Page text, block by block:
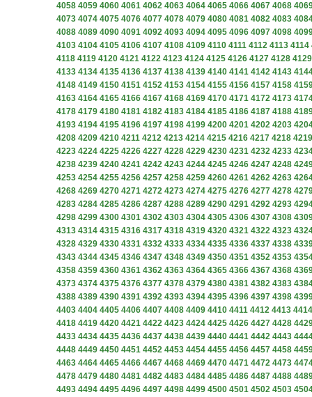
4058 4059 4060 4061 4062 4063 4064 4065 4066 4067 4068
4073 4074 4075 4076 4077 4078 4079 4080 4081 4082 4083
4088 4089 4090 4091 4092 4093 4094 4095 4096 4097 4098
4103 4104 4105 4106 4107 4108 4109 4110 4111 4112 4113 4114
4118 4119 4120 4121 4122 4123 4124 4125 4126 4127 4128 4129
4133 4134 4135 4136 4137 4138 4139 4140 4141 4142 4143
4148 4149 4150 4151 4152 4153 4154 4155 4156 4157 4158
4163 4164 4165 4166 4167 4168 4169 4170 4171 4172 4173
4178 4179 4180 4181 4182 4183 4184 4185 4186 4187 4188
4193 4194 4195 4196 4197 4198 4199 4200 4201 4202 4203
4208 4209 4210 4211 4212 4213 4214 4215 4216 4217 4218 4219
4223 4224 4225 4226 4227 4228 4229 4230 4231 4232 4233
4238 4239 4240 4241 4242 4243 4244 4245 4246 4247 4248
4253 4254 4255 4256 4257 4258 4259 4260 4261 4262 4263
4268 4269 4270 4271 4272 4273 4274 4275 4276 4277 4278
4283 4284 4285 4286 4287 4288 4289 4290 4291 4292 4293
4298 4299 4300 4301 4302 4303 4304 4305 4306 4307 4308
4313 4314 4315 4316 4317 4318 4319 4320 4321 4322 4323
4328 4329 4330 4331 4332 4333 4334 4335 4336 4337 4338
4343 4344 4345 4346 4347 4348 4349 4350 4351 4352 4353
4358 4359 4360 4361 4362 4363 4364 4365 4366 4367 4368
4373 4374 4375 4376 4377 4378 4379 4380 4381 4382 4383
4388 4389 4390 4391 4392 4393 4394 4395 4396 4397 4398
4403 4404 4405 4406 4407 4408 4409 4410 4411 4412 4413 4414
4418 4419 4420 4421 4422 4423 4424 4425 4426 4427 4428
4433 4434 4435 4436 4437 4438 4439 4440 4441 4442 4443
4448 4449 4450 4451 4452 4453 4454 4455 4456 4457 4458
4463 4464 4465 4466 4467 4468 4469 4470 4471 4472 4473
4478 4479 4480 4481 4482 4483 4484 4485 4486 4487 4488
4493 4494 4495 4496 4497 4498 4499 4500 4501 4502 4503